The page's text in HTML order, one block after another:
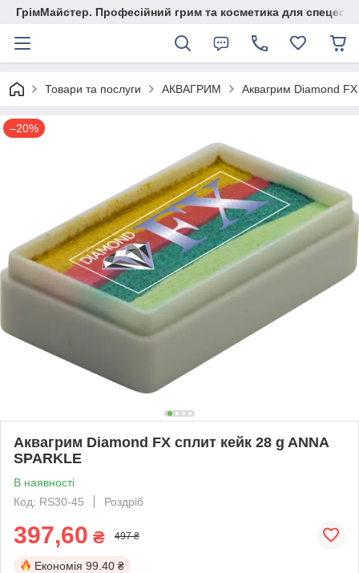
ГрімМайстер. Професійний грим та косметика для
Товари та послуги АКВАГРИМ Аквагрим Diamond FX
–20%
Аквагрим Diamond FX cплит кейк 28 g ANNA
SPARKLE
В наявності
Код: RS30-45
Роздріб
397,60 ₴ 497 ₴
Економія 99.40 ₴